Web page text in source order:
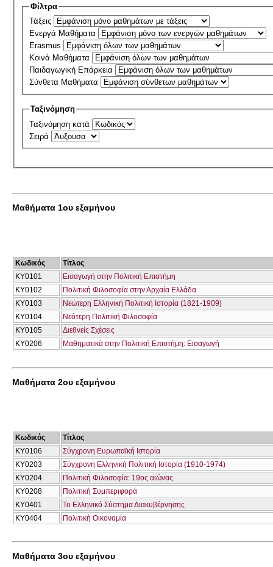
Φίλτρα
Τάξεις
Ενεργά Μαθήματα
Erasmus
Κοινά Μαθήματα
Παιδαγωγική Επάρκεια
Σύνθετα Μαθήματα
Ταξινόμηση
Ταξινόμηση κατά
Σειρά
Μαθήματα 1ου εξαμήνου
Κωδικός
Τίτλος
ΚΥ0101
Εισαγωγή στην Πολιτική Επιστήμη
ΚΥ0102
Πολιτική Φιλοσοφία στην Αρχαία Ελλάδα
ΚΥ0103
Νεώτερη Ελληνική Πολιτική Ιστορία (1821-1909)
ΚΥ0104
Νεότερη Πολιτική Φιλοσοφία
ΚΥ0105
Διεθνείς Σχέσεις
ΚΥ0206
Μαθηματικά στην Πολιτική Επιστήμη: Εισαγωγή
Μαθήματα 2ου εξαμήνου
Κωδικός
Τίτλος
ΚΥ0106
Σύγχρονη Ευρωπαϊκή Ιστορία
ΚΥ0203
Σύγχρονη Ελληνική Πολιτική Ιστορία (1910-1974)
ΚΥ0204
Πολιτική Φιλοσοφία: 19ος αιώνας
ΚΥ0208
Πολιτική Συμπεριφορά
ΚΥ0401
Το Ελληνικό Σύστημα Διακυβέρνησης
ΚΥ0404
Πολιτική Οικονομία
Μαθήματα 3ου εξαμήνου